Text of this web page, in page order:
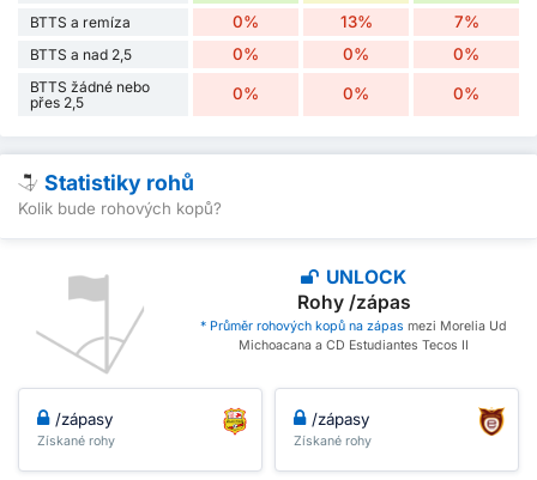
BTTS a remíza 0% 13% 7%
BTTS a nad 2,5 0% 0% 0%
BTTS žádné nebo
přes 2,5
0% 0% 0%
Statistiky rohů
Kolik bude rohových kopů?
UNLOCK
Rohy /zápas
* Průměr rohových kopů na zápas mezi Morelia Ud
Michoacana a CD Estudiantes Tecos II
/zápasy
Získané rohy
/zápasy
Získané rohy